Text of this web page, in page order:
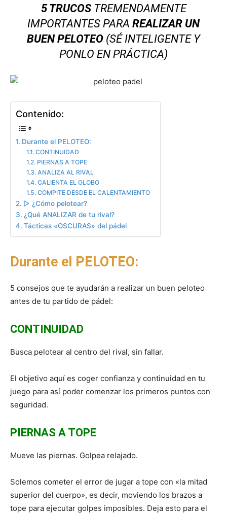
5 TRUCOSTREMENDAMENTE
IMPORTANTES PARA REALIZAR UN
BUEN PELOTEO (SÉ INTELIGENTE Y
PONLO EN PRÁCTICA)
Contenido:
Durante el PELOTEO:
CONTINUIDAD
PIERNAS A TOPE
ANALIZA AL RIVAL
CALIENTA EL GLOBO
COMPITE DESDE EL CALENTAMIENTO
▷ ¿Cómo pelotear?
¿Qué ANALIZAR de tu rival?
Tácticas «OSCURAS» del pádel
Durante el PELOTEO:
5 consejos que te ayudarán a realizar un buen peloteo
antes de tu partido de pádel:
CONTINUIDAD
Busca pelotear al centro del rival, sin fallar.
El objetivo aquí es coger confianza y continuidad en tu
juego para así poder comenzar los primeros puntos con
seguridad.
PIERNAS A TOPE
Mueve las piernas. Golpea relajado.
Solemos cometer el error de jugar a tope con «la mitad
superior del cuerpo», es decir, moviendo los brazos a
tope para ejecutar golpes imposibles. Deja esto para el